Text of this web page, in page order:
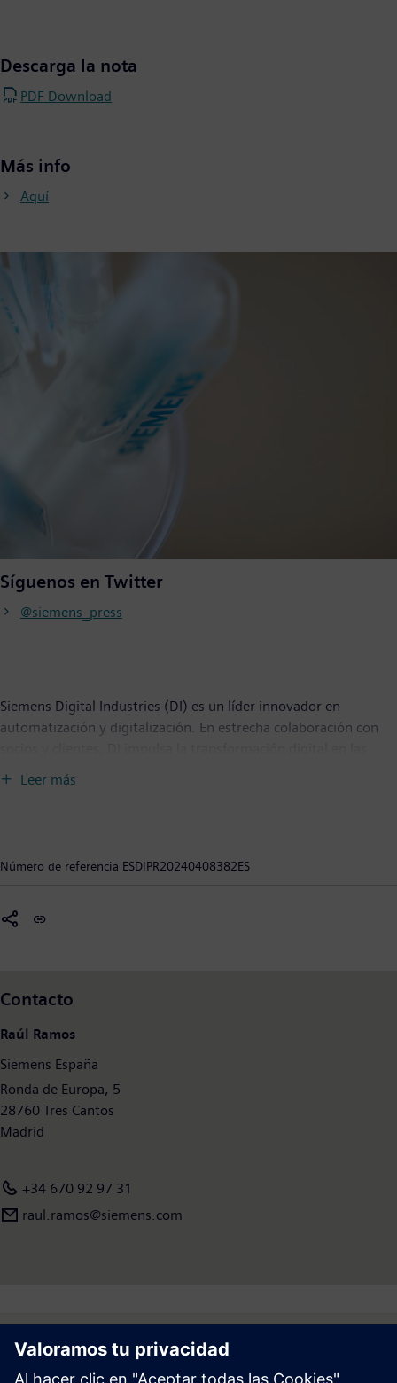
Descarga la nota
PDF Download
Más info
Aquí
Síguenos en Twitter
@siemens_press
Siemens Digital Industries (DI) es un líder innovador en
automatización y digitalización. En estrecha colaboración con
de DI apoya a los clientes para lograr una mayor productividad y
portfolio para integrar las tecnologías de vanguardia del futuro.
Leer más
Número de referencia ESDIPR20240408382ES
Contacto
Raúl Ramos
Siemens España
Ronda de Europa, 5
28760 Tres Cantos
Madrid
+34 670 92 97 31
raul.ramos@siemens.com
Follow